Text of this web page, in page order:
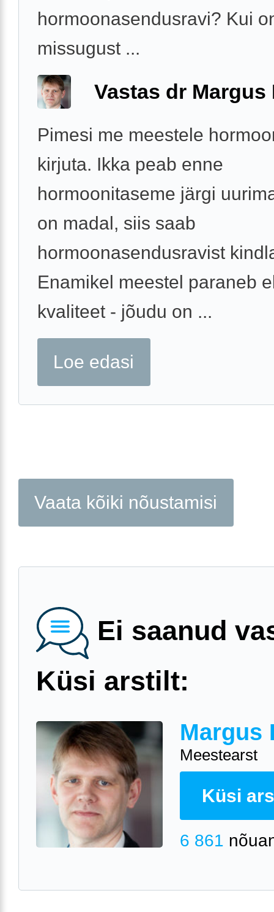
hormoonasendusravi? Kui
missugust ...
Vastas dr Margus
Pimesi me meestele
kirjuta. Ikka peab enne
hormoonitaseme järgi
on madal, siis saab
hormoonasendusravist
Enamikel meestel paraneb
kvaliteet - jõudu on ...
Loe edasi
Vaata kõiki nõustamisi
Ei saanud
Küsi arstilt:
Margus
Meestearst
Küsi
6 861